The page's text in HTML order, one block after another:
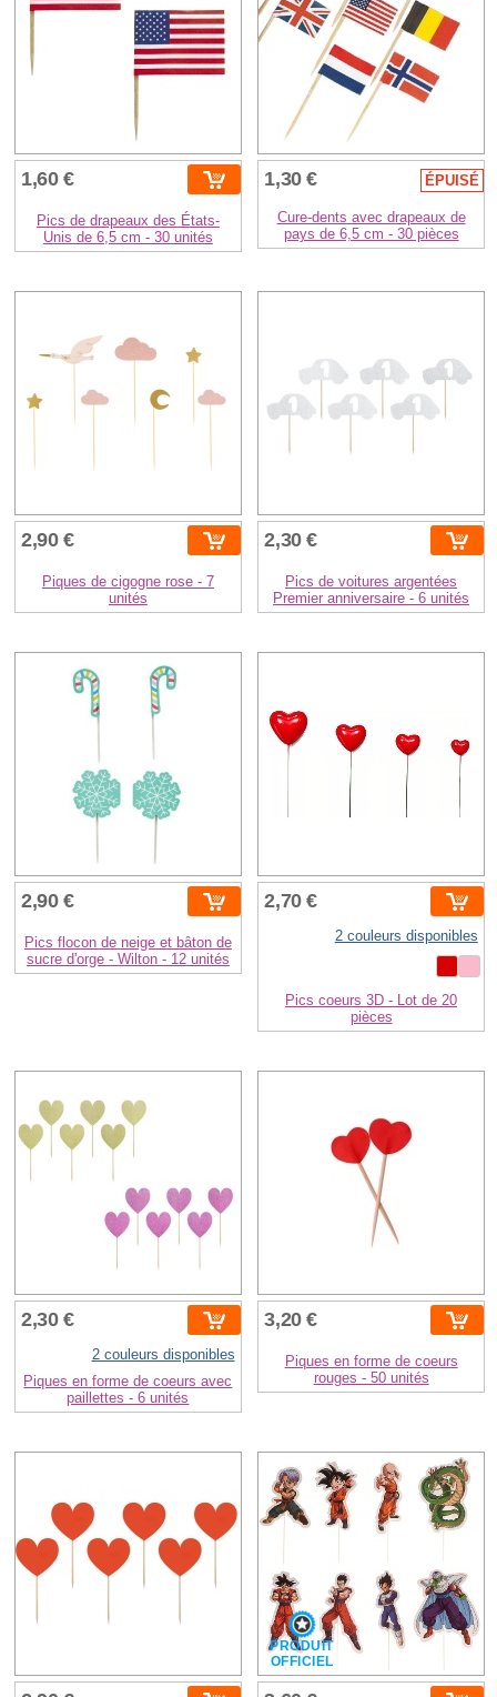
1,60 €
Pics de drapeaux des États-
Unis de 6,5 cm - 30 unités
1,30 € ÉPUISÉ
Cure-dents avec drapeaux de
pays de 6,5 cm - 30 pièces
2,90 €
Piques de cigogne rose - 7
unités
2,30 €
Pics de voitures argentées
Premier anniversaire - 6 unités
2,90 €
Pics flocon de neige et bâton de
sucre d'orge - Wilton - 12 unités
2,70 €
2 couleurs disponibles
Pics coeurs 3D - Lot de 20
pièces
2,30 €
2 couleurs disponibles
Piques en forme de coeurs avec
paillettes - 6 unités
3,20 €
Piques en forme de coeurs
rouges - 50 unités
PRODUIT
OFFICIEL